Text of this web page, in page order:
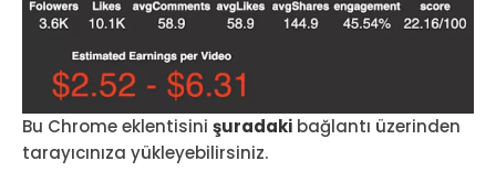
Bu Chrome eklentisini şuradaki bağlantı üzerinden
tarayıcınıza yükleyebilirsiniz.